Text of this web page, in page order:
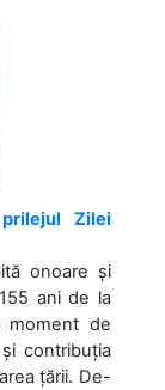
Zilei
onoare și
ani de la
moment de
contribuția
țării. De-